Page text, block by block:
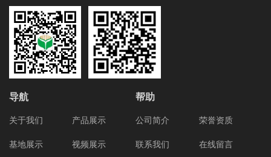
导航
关于我们
产品展示
基地展示
视频展示
帮助
公司简介
荣誉资质
联系我们
在线留言